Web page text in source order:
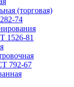
(торговая)
74
1526-81
792-67